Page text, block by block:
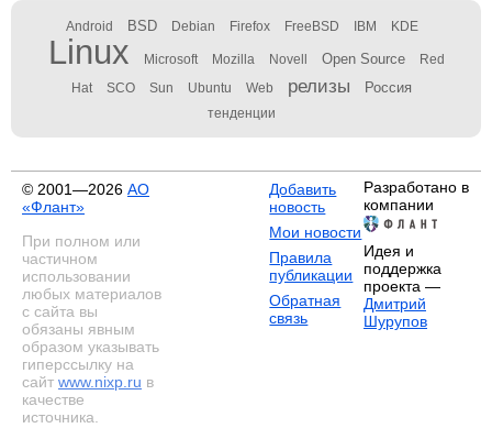
Android BSD Debian Firefox FreeBSD IBM KDE
Linux Microsoft Mozilla Novell Open Source Red
Hat SCO Sun Ubuntu Web релизы Россия
тенденции
© 2001—2026 АО
«Флант»
При полном или
частичном
использовании
любых материалов
с сайта вы
обязаны явным
образом указывать
гиперссылку на
сайт www.nixp.ru в
качестве
источника.
Добавить
новость
Мои новости
Правила
публикации
Обратная
связь
Разработано в
компании
Идея и
поддержка
проекта —
Дмитрий
Шурупов